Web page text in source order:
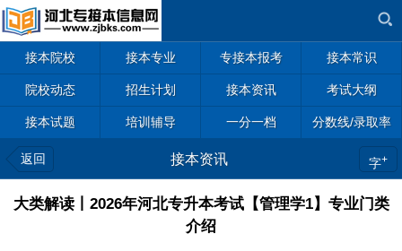
接本院校 接本专业 专接本报考 接本常识
院校动态 招生计划 接本资讯 考试大纲
接本试题 培训辅导 一分一档 分数线/录取率
返回 接本资讯 字+
大类解读丨2026年河北专升本考试【管理学1】专业门类
介绍